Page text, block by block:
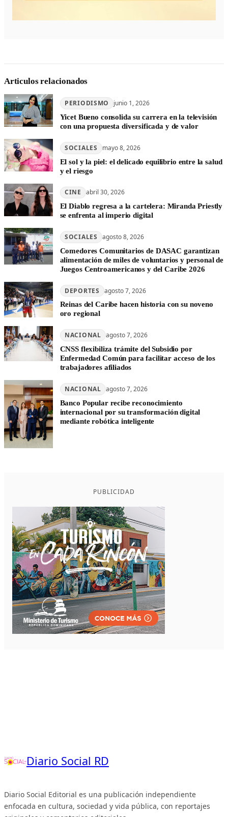
Articulos relacionados
PERIODISMO junio 1, 2026
Yicet Bueno consolida su carrera en la televisión
con una propuesta diversificada y de valor
SOCIALES mayo 8, 2026
El sol y la piel: el delicado equilibrio entre la salud
y el riesgo
CINE abril 30, 2026
El Diablo regresa a la cartelera: Miranda Priestly
se enfrenta al imperio digital
SOCIALES agosto 8, 2026
Comedores Comunitarios de DASAC garantizan
alimentación de miles de voluntarios y personal de
Juegos Centroamericanos y del Caribe 2026
DEPORTES agosto 7, 2026
Reinas del Caribe hacen historia con su noveno
oro regional
NACIONAL agosto 7, 2026
CNSS flexibiliza trámite del Subsidio por
Enfermedad Común para facilitar acceso de los
trabajadores afiliados
NACIONAL agosto 7, 2026
Banco Popular recibe reconocimiento
internacional por su transformación digital
mediante robótica inteligente
PUBLICIDAD
Diario Social RD
Diario Social Editorial es una publicación independiente
enfocada en cultura, sociedad y vida pública, con reportajes